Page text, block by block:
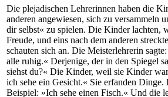
Die plejadischen Lehrerinnen haben die
anderen angewiesen, sich zu versammeln
dir selbst« zu spielen. Die Kinder lachten,
Freude, und eins nach dem anderen
schauten sich an. Die Meisterlehrerin
alle ruhig.« Derjenige, der in den Spiegel
siehst du?« Die Kinder, weil sie Kinder
ich sehe ein Gesicht.« Sie erfanden Dinge.
Beispiel: »Ich sehe einen Fisch.« Und die